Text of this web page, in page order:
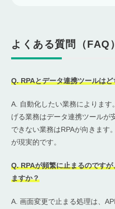
よくある質問（FAQ）
Q. RPAとデータ連携ツールは
A. 自動化したい業務によりま
げる業務はデータ連携ツールが
できない業務はRPAが向きます
が現実的です。
Q. RPAが頻繁に止まるのです
ますか？
A. 画面変更で止まる処理は、